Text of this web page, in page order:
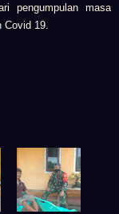
pengumpulan masa
19.